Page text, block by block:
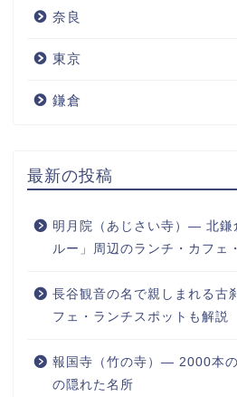
奈良
東京
鎌倉
最新の投稿
明月院（あじさい寺）― 北鎌
ルー」周辺のランチ・カフェ
長谷観音の名で親しまれる古
フェ・ランチスポットも解説
報国寺（竹の寺）― 2000本
の隠れた名所